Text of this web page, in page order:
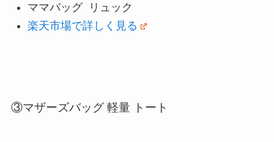
ママバッグ リュック
楽天市場で詳しく見る
③マザーズバッグ 軽量 トート